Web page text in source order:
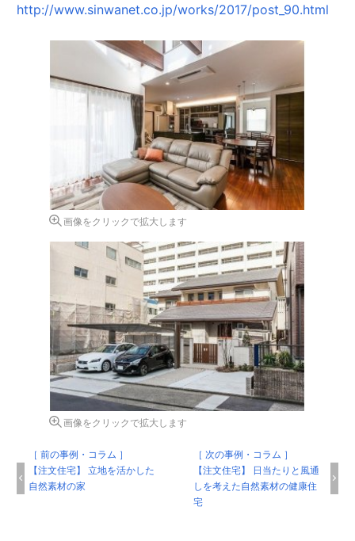
http://www.sinwanet.co.jp/works/2017/post_90.html
画像をクリックで拡大します
画像をクリックで拡大します
［ 前の事例・コラム ］
【注文住宅】 立地を活かした
自然素材の家
［ 次の事例・コラム ］
【注文住宅】 日当たりと風通
しを考えた自然素材の健康住
宅